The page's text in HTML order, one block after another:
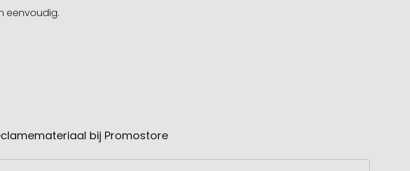
eenvoudig.
bij Promostore